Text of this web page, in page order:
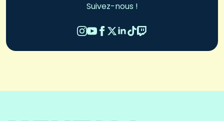
Suivez-nous !